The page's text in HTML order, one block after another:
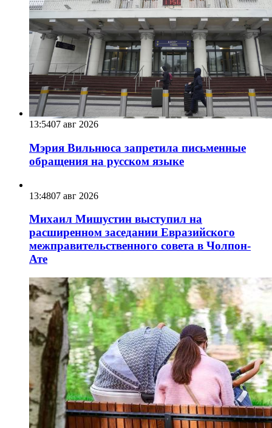
13:5407 авг 2026
Мэрия Вильнюса запретила письменные
обращения на русском языке
13:4807 авг 2026
Михаил Мишустин выступил на
расширенном заседании Евразийского
межправительственного совета в Чолпон-
Ате